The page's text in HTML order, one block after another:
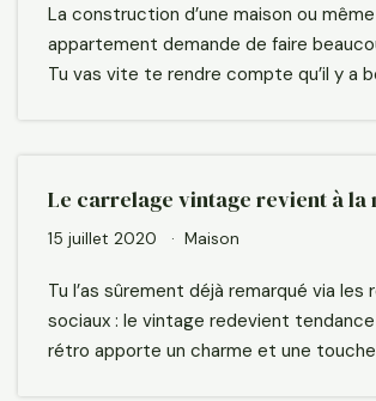
La construction d’une maison ou même
appartement demande de faire
Tu vas vite te rendre compte qu’il y a
Le carrelage vintage revient à la
15 juillet 2020 Maison
Tu l’as sûrement déjà remarqué via les
sociaux : le vintage redevient
rétro apporte un charme et une